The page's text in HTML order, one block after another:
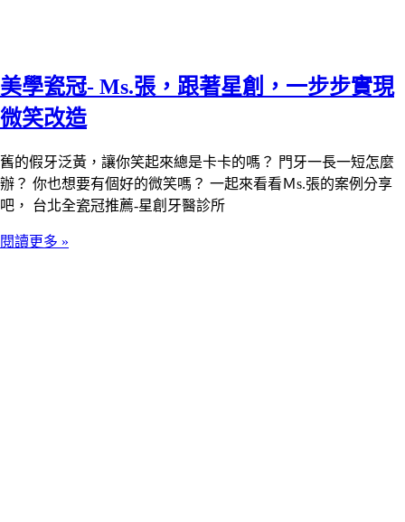
美學瓷冠- Ms.張，跟著星創，一步步實現
微笑改造
舊的假牙泛黃，讓你笑起來總是卡卡的嗎？ 門牙一長一短怎麼
辦？ 你也想要有個好的微笑嗎？ 一起來看看Ｍs.張的案例分享
吧， 台北全瓷冠推薦-星創牙醫診所
閱讀更多 »